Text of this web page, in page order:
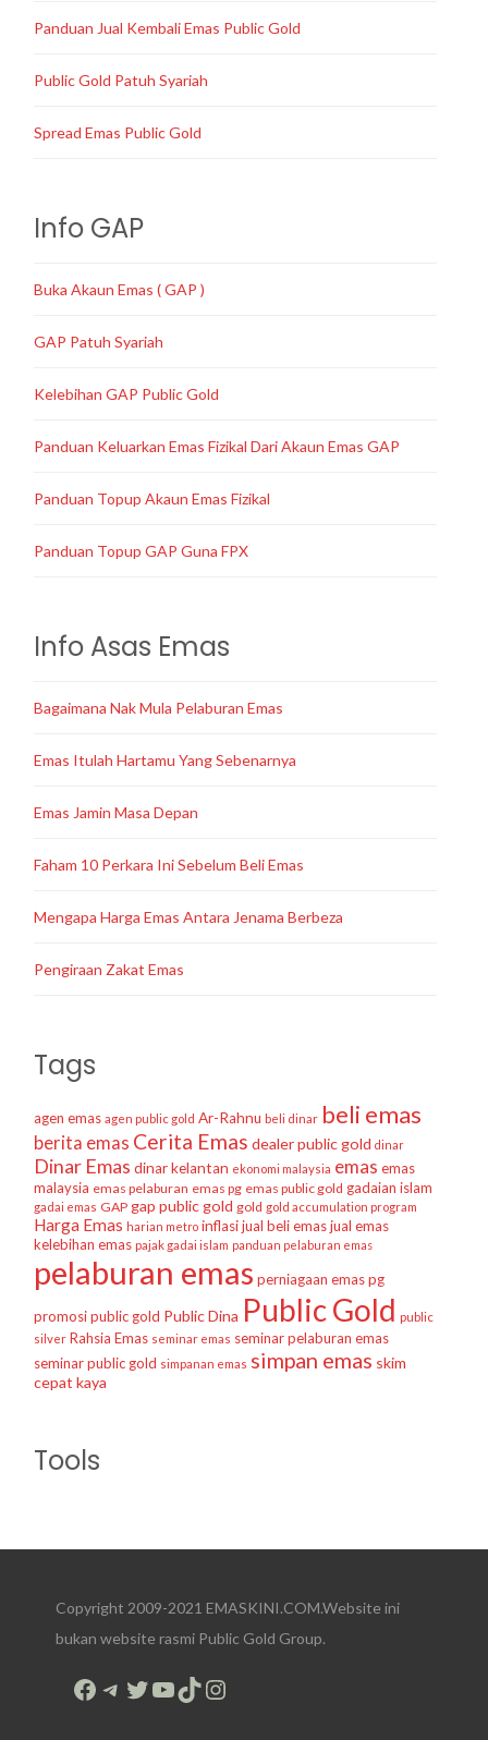
Panduan Jual Kembali Emas Public Gold
Public Gold Patuh Syariah
Spread Emas Public Gold
Info GAP
Buka Akaun Emas ( GAP )
GAP Patuh Syariah
Kelebihan GAP Public Gold
Panduan Keluarkan Emas Fizikal Dari Akaun Emas GAP
Panduan Topup Akaun Emas Fizikal
Panduan Topup GAP Guna FPX
Info Asas Emas
Bagaimana Nak Mula Pelaburan Emas
Emas Itulah Hartamu Yang Sebenarnya
Emas Jamin Masa Depan
Faham 10 Perkara Ini Sebelum Beli Emas
Mengapa Harga Emas Antara Jenama Berbeza
Pengiraan Zakat Emas
Tags
agen emas agen public gold Ar-Rahnu beli dinar beli emas
berita emas Cerita Emas dealer public gold dinar
Dinar Emas dinar kelantan ekonomi malaysia emas emas
malaysia emas pelaburan emas pg emas public gold gadaian islam
gadai emas GAP gap public gold gold gold accumulation program
Harga Emas harian metro inflasijual beli emasjual emas
kelebihan emas pajak gadai islam panduan pelaburan emas
pelaburan emas perniagaan emaspg
promosi public gold Public Dina Public Gold public
silver Rahsia Emas seminar emas seminar pelaburan emas
seminar public gold simpanan emas simpan emas skim
cepat kaya
Tools
Copyright 2009-2021 EMASKINI.COM.Website ini
bukan website rasmi Public Gold Group.
Facebook
Telegram
Twitter
YouTube
TikTok
Instagram